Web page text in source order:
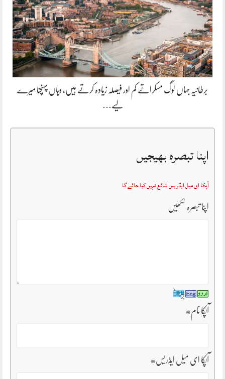
برطانیہ جہاں لوگ مسکراتے کم اور فیصلہ زیادہ کرتے ہیں، وہاں پہنچنا میرے
لیے…
اپنا تبصرہ بھیجیں
آپکا ای میل ایڈریس شائع نہیں کیا جائے گا
اپنا تبصرہ لکھیں
آپکا نام*
آپکا ای میل ایڈریس*